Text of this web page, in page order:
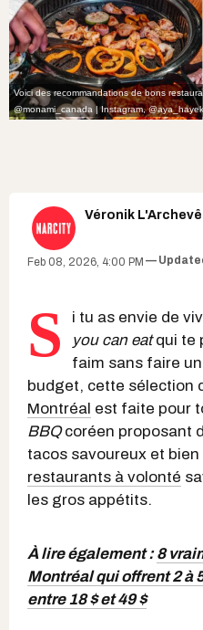
Voici des recommandations de bons
@monami_canada | Instagram,
Véronik
Feb 08, 2026, 4:00 PM
S i tu as envie de
you can eatqui te
faim sans faire
budget, cette sélection
Montréal est faite pour
BBQcoréen proposant
tacos savoureux et
restaurants à volonté
les gros appétits.
À lire également :8
Montréal qui offrent 2 à
entre 18 $ et 49 $